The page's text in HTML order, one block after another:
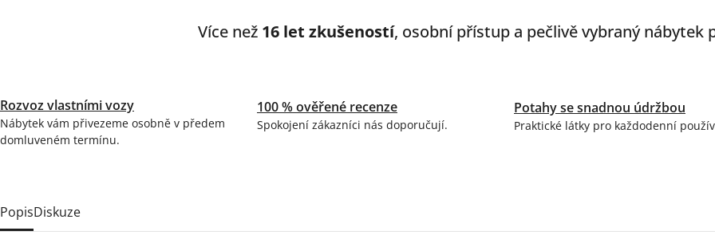
Více než 16 let zkušeností, osobní přístup a pečlivě vybraný nábytek
Rozvoz vlastními vozy
Nábytek vám přivezeme osobně v předem
domluveném termínu.
100 % ověřené recenze
Spokojení zákazníci nás doporučují.
Potahy se snadnou údržbou
Praktické látky pro každodenní
PopisDiskuze